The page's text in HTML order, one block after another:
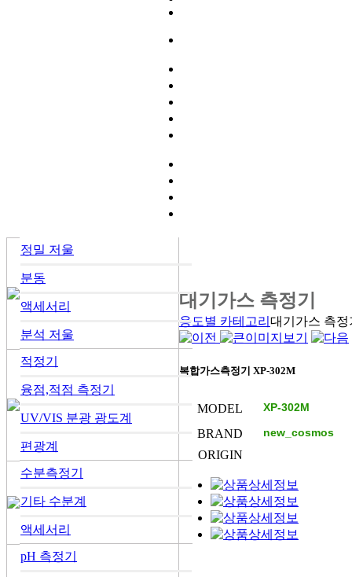
정밀 저울
분동
액세서리
분석 저울
적정기
융점,적점 측정기
UV/VIS 분광 광도계
편광계
수분측정기
기타 수분계
액세서리
pH 측정기
대기가스 측정기
용도별 카테고리 대기가스 측정
복합가스측정기 XP-302M
MODEL
BRAND
ORIGIN